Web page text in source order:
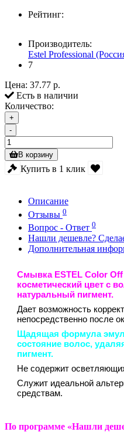
Рейтинг:
Производитель:
Estel Professional
7
Цена: 37.77 р.
Есть в наличии
Количество:
+
-
В корзину
Купить в 1 клик
Описание
Отзывы 0
Вопрос - Ответ 0
Нашли дешевле?
Дополнительная
Смывка ESTEL Color
косметический цвет с
натуральный пигмент.
Дает возможность
непосредственно после
Щадящая формула
состояние волос,
пигмент.
Не содержит
Служит идеальной
средствам.
По программе «Нашли